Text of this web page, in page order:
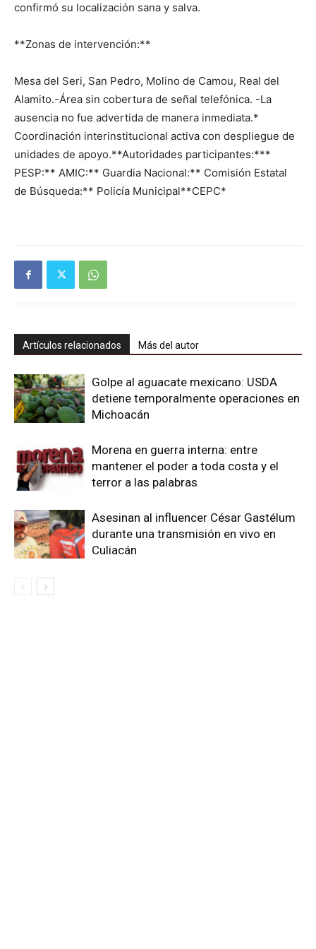
confirmó su localización sana y salva.
**Zonas de intervención:**
Mesa del Seri, San Pedro, Molino de Camou, Real del
Alamito.-Área sin cobertura de señal telefónica. -La
ausencia no fue advertida de manera inmediata.*
Coordinación interinstitucional activa con despliegue de
unidades de apoyo.**Autoridades participantes:***
PESP:** AMIC:** Guardia Nacional:** Comisión Estatal
de Búsqueda:** Policía Municipal**CEPC*
Artículos relacionados Más del autor
Golpe al aguacate mexicano: USDA
detiene temporalmente operaciones en
Michoacán
Morena en guerra interna: entre
mantener el poder a toda costa y el
terror a las palabras
Asesinan al influencer César Gastélum
durante una transmisión en vivo en
Culiacán